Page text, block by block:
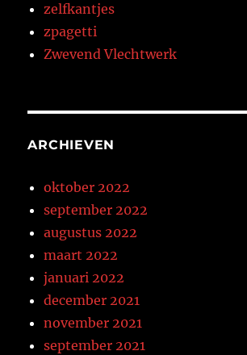
zelfkantjes
zpagetti
Zwevend Vlechtwerk
ARCHIEVEN
oktober 2022
september 2022
augustus 2022
maart 2022
januari 2022
december 2021
november 2021
september 2021